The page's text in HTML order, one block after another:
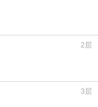
2层
3层